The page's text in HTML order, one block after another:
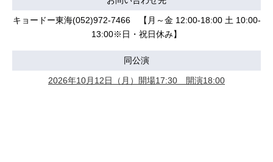
キョードー東海(052)972-7466 【月～金 12:00-18:00 土 10:00-
13:00※日・祝日休み】
同公演
2026年10月12日（月）開場17:30 開演18:00